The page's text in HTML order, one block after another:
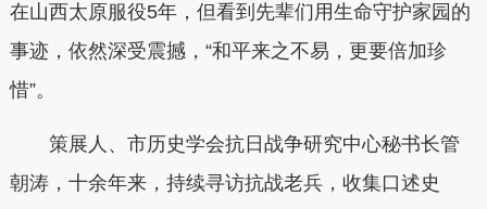
在山西太原服役5年，但看到先辈们用生命守护家园的
事迹，依然深受震撼，“和平来之不易，更要倍加珍
惜”。
策展人、市历史学会抗日战争研究中心秘书长管
朝涛，十余年来，持续寻访抗战老兵，收集口述史